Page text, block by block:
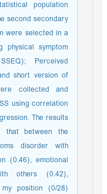
population
second secondary
were selected in a
physical symptom
Perceived
short version of
collected and
using correlation
The results
that between the
disorder with
(0.46), emotional
others (0.42),
position (0/28)